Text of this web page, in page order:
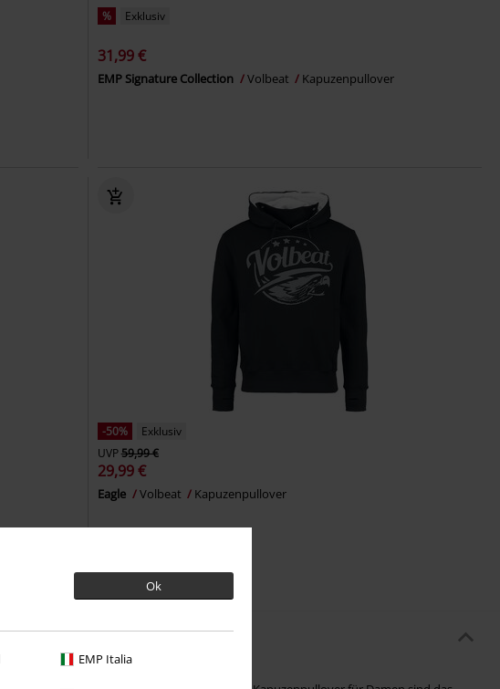
Ok
EMP Italia
% Exklusiv
31,99 €
EMP Signature Collection Volbeat Kapuzenpullover
-50%
Exklusiv
UVP59,99 €
29,99 €
Eagle Volbeat Kapuzenpullover